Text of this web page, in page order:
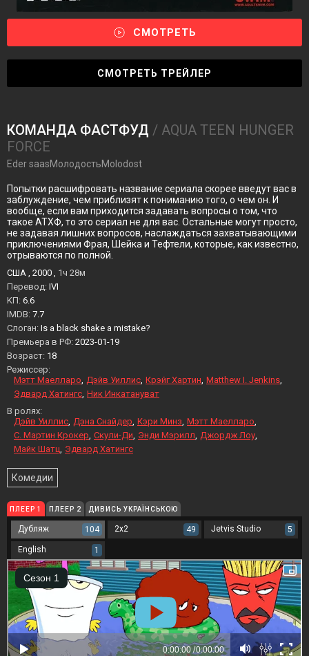
СМОТРЕТЬ
СМОТРЕТЬ ТРЕЙЛЕР
КОМАНДА ФАСТФУД / AQUA TEEN HUNGER
FORCE
Eder saasМолодостьMolodost
Попытки расшифровать название сериала скорее введут вас в
заблуждение, чем приблизят к пониманию того, о чем он. И
вообще, если вам приходится задавать вопросы о том, что
такое АТХФ, то это сериал не для вас. Остальные могут просто,
не задавая лишних вопросов, наслаждаться захватывающими
приключениями Фрая, Шейка и Тефтели, которые, как известно,
отрываются по полной.
США , 2000 , 1ч 28м
Перевод: IVI
KП: 6.6
IMDB: 7.7
Слоган: Is a black shake a mistake?
Премьера в РФ: 2023-01-19
Возраст: 18
Режиссер:
Мэтт Маелларо Дэйв Уиллис Крэйг Хартин Matthew I. Jenkins
Эдвард Хатингс Ник Инкатануват
В ролях:
Дэйв Уиллис Дэна Снайдер Кэри Минз Мэтт Маелларо
С. Мартин Крокер Скули-Ди Энди Мэрилл Джордж Лоу
Майк Шатц Эдвард Хатингс
Комедии
ПЛЕЕР 1 ПЛЕЕР 2 ДИВИСЬ УКРАЇНСЬКОЮ
Дубляж 104 2x2 49 Jetvis Studio 5
English 1